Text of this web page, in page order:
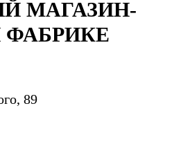
МАГАЗИН-
89